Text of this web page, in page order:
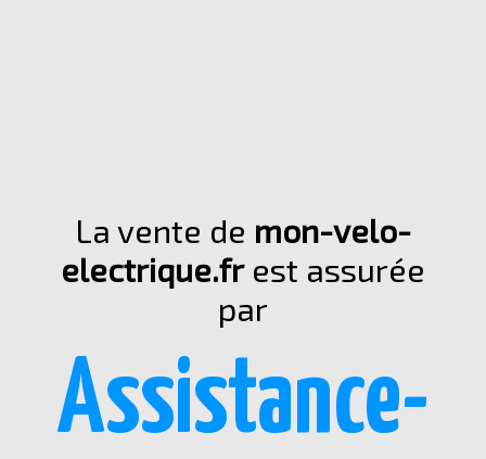
La vente de mon-velo-
electrique.frest assurée
par
Assistance-